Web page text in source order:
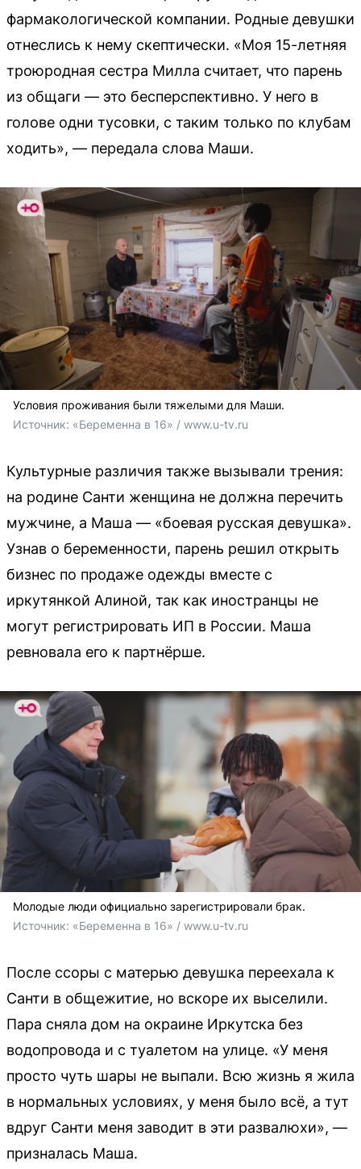
фармакологической компании. Родные девушки
отнеслись к нему скептически. «Моя 15-летняя
троюродная сестра Милла считает, что парень
из общаги — это бесперспективно. У него в
голове одни тусовки, с таким только по клубам
ходить», — передала слова Маши.
Условия проживания были тяжелыми для Маши.
Источник: «Беременна в 16» / www.u-tv.ru
Культурные различия также вызывали трения:
на родине Санти женщина не должна перечить
мужчине, а Маша — «боевая русская девушка».
Узнав о беременности, парень решил открыть
бизнес по продаже одежды вместе с
иркутянкой Алиной, так как иностранцы не
могут регистрировать ИП в России. Маша
ревновала его к партнёрше.
Молодые люди официально зарегистрировали брак.
Источник: «Беременна в 16» / www.u-tv.ru
После ссоры с матерью девушка переехала к
Санти в общежитие, но вскоре их выселили.
Пара сняла дом на окраине Иркутска без
водопровода и с туалетом на улице. «У меня
просто чуть шары не выпали. Всю жизнь я жила
в нормальных условиях, у меня было всё, а тут
вдруг Санти меня заводит в эти развалюхи», —
призналась Маша.